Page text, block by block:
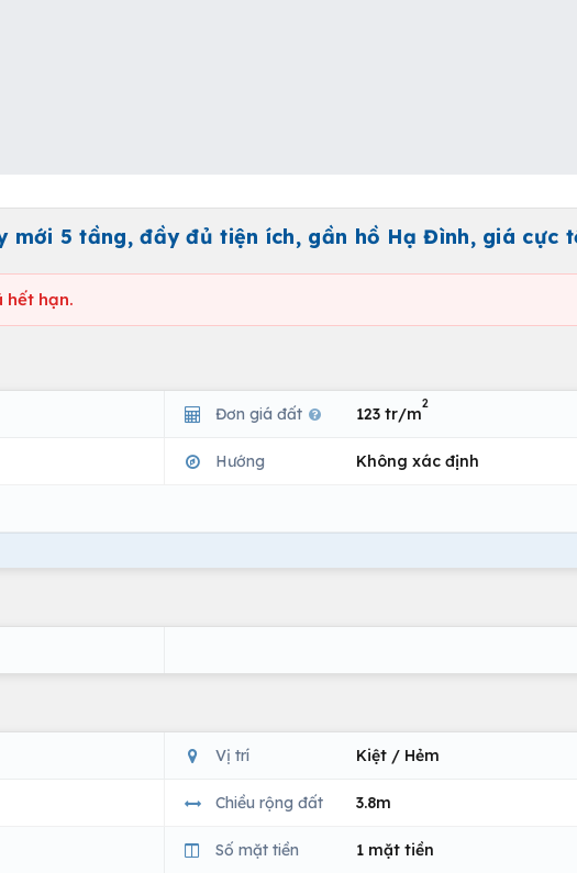
mới 5 tầng, đầy đủ tiện ích, gần hồ Hạ Đình, giá cực
hết hạn.
Đơn giá đất 123 tr/m
2
Hướng Không xác định
Vị trí Kiệt / Hẻm
Chiều rộng đất 3.8m
Số mặt tiền 1 mặt tiền